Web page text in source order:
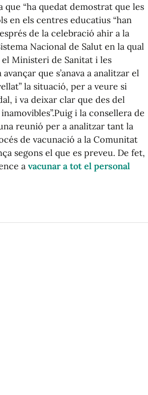
que “ha quedat demostrat que les
en els centres educatius “han
de la celebració ahir a la
Nacional de Salut en la qual
el Ministeri de Sanitat i les
que s’anava a analitzar el
la situació, per a veure si
i va deixar clar que des del
i la consellera de
reunió per a analitzar tant la
de vacunació a la Comunitat
segons el que es preveu. De fet,
a vacunar a tot el personal